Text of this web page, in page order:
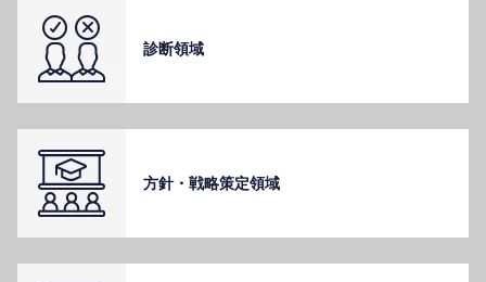
診断領域
⽅針・戦略策定領域